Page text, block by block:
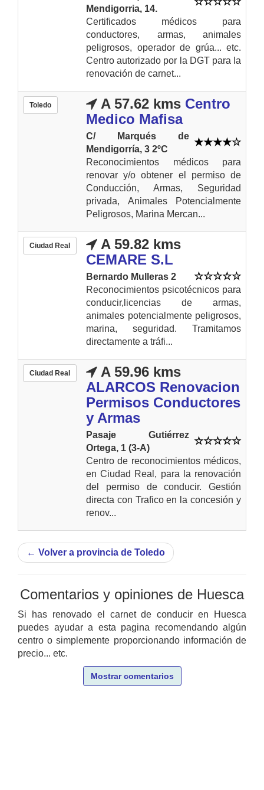
Mendigorria, 14.
Certificados médicos para
conductores, armas, animales
peligrosos, operador de grúa... etc.
Centro autorizado por la DGT para la
renovación de carnet...
Toledo A 57.62 kms Centro
Medico Mafisa
C/ Marqués de
Mendigorría, 3 2ºC
Reconocimientos médicos para
renovar y/o obtener el permiso de
Conducción, Armas, Seguridad
privada, Animales Potencialmente
Peligrosos, Marina Mercan...
Ciudad Real
A 59.82 kms
CEMARE S.L
Bernardo Mulleras 2
Reconocimientos psicotécnicos para
conducir,licencias de armas,
animales potencialmente peligrosos,
marina, seguridad. Tramitamos
directamente a tráfi...
Ciudad Real
A 59.96 kms
ALARCOS Renovacion
Permisos Conductores
y Armas
Pasaje Gutiérrez
Ortega, 1 (3-A)
Centro de reconocimientos médicos,
en Ciudad Real, para la renovación
del permiso de conducir. Gestión
directa con Trafico en la concesión y
renov...
← Volver a provincia de Toledo
Comentarios y opiniones de Huesca
Si has renovado el carnet de conducir en Huesca
puedes ayudar a esta pagina recomendando algún
centro o simplemente proporcionando información de
precio... etc.
Mostrar comentarios